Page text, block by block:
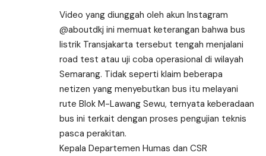
Video yang diunggah oleh akun Instagram
@aboutdkj ini memuat keterangan bahwa bus
listrik Transjakarta tersebut tengah menjalani
road test atau uji coba operasional di wilayah
Semarang. Tidak seperti klaim beberapa
netizen yang menyebutkan bus itu melayani
rute Blok M-Lawang Sewu, ternyata keberadaan
bus ini terkait dengan proses pengujian teknis
pasca perakitan.
Kepala Departemen Humas dan CSR